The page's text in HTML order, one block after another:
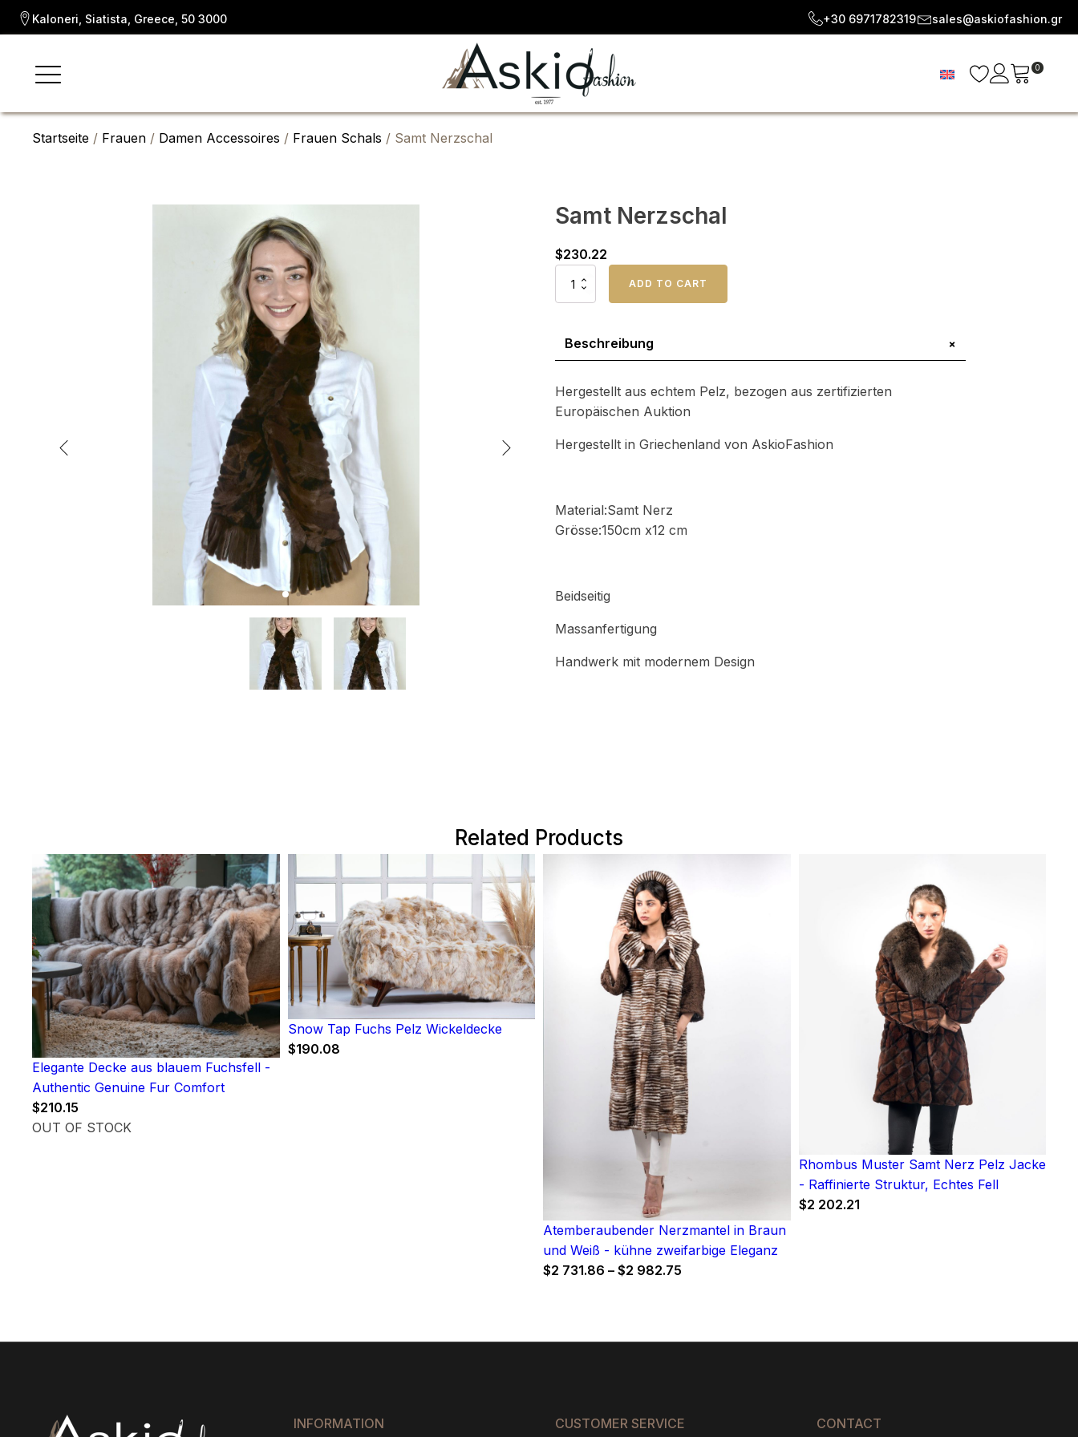
Kaloneri, Siatista, Greece, 50 3000 +30 6971782319 sales@askiofashion.gr
0
Startseite / Frauen / Damen Accessoires / Frauen Schals / Samt Nerzschal
Samt Nerzschal
$230.22
Samt
ADD TO CART
Beschreibung +
Hergestellt aus echtem Pelz, bezogen aus zertifizierten
Europäischen Auktion
Hergestellt in Griechenland von AskioFashion
Material:Samt Nerz
Grösse:150cm x12 cm
Beidseitig
Massanfertigung
Handwerk mit modernem Design
Related Products
Elegante Decke aus blauem Fuchsfell -
Authentic Genuine Fur Comfort
$210.15
OUT OF STOCK
Snow Tap Fuchs Pelz Wickeldecke
$190.08
Atemberaubender Nerzmantel in Braun
und Weiß - kühne zweifarbige Eleganz
$2 731.86 – $2 982.75
Rhombus Muster Samt Nerz Pelz Jacke
- Raffinierte Struktur, Echtes Fell
$2 202.21
INFORMATION CUSTOMER SERVICE CONTACT